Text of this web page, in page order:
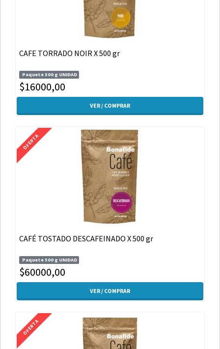
CAFE TORRADO NOIR X 500 gr
Paquete 500 g UNIDAD
$16000,00
VER / COMPRAR
OFERTA
CAFÉ TOSTADO DESCAFEINADO X 500 gr
Paquete 500 g UNIDAD
$60000,00
VER / COMPRAR
OFERTA